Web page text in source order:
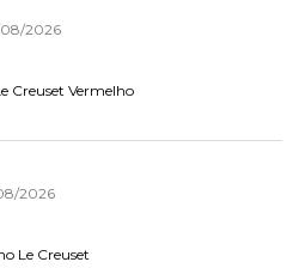
2026
Creuset Vermelho
2026
Le Creuset